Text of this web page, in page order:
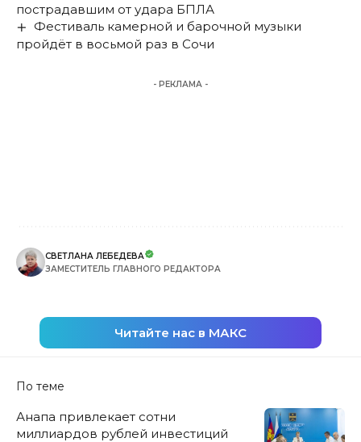
пострадавшим от удара БПЛА
Фестиваль камерной и барочной музыки
пройдёт в восьмой раз в Сочи
- РЕКЛАМА -
СВЕТЛАНА ЛЕБЕДЕВА
ЗАМЕСТИТЕЛЬ ГЛАВНОГО РЕДАКТОРА
Читайте нас в МАКС
По теме
Анапа привлекает сотни
миллиардов рублей инвестиций